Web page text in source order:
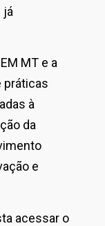
já
MT e a
práticas
à
da
e
acessar o